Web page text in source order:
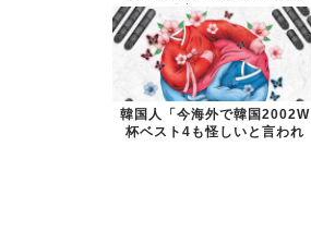
反応をご覧く...
韓国人「今海外で韓国2002W
杯ベスト4も怪しいと言われ